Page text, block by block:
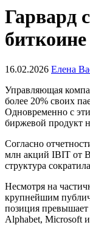
Гарвард
16.02.2026 Елена
Управляющая
более 20% своих
Одновременно с
биржевой продукт
Согласно
млн акций IBIT от
структура
Несмотря на
крупнейшим
позиция превышает
Alphabet, Microsoft